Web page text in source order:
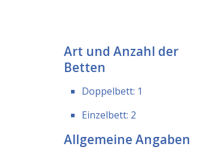
Art und Anzahl der
Betten
Doppelbett: 1
Einzelbett: 2
Allgemeine Angaben